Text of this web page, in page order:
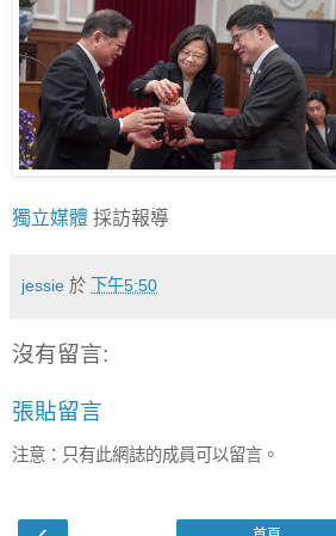
獨立媒體 採訪報導
jessie 於 下午5:50
沒有留言:
張貼留言
注意：只有此網誌的成員可以留言。